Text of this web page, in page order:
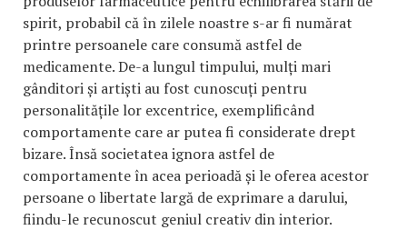
spirit, probabil că în zilele noastre s-ar fi numărat
printre persoanele care consumă astfel de
medicamente. De-a lungul timpului, mulți mari
gânditori și artiști au fost cunoscuți pentru
personalitățile lor excentrice, exemplificând
comportamente care ar putea fi considerate drept
bizare. Însă societatea ignora astfel de
comportamente în acea perioadă și le oferea acestor
persoane o libertate largă de exprimare a darului,
fiindu-le recunoscut geniul creativ din interior.